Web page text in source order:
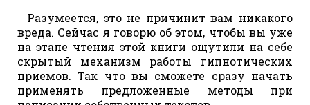
Разумеется, это не причинит вам никакого
вреда. Сейчас я говорю об этом, чтобы вы уже
на этапе чтения этой книги ощутили на себе
скрытый механизм работы гипнотических
приемов. Так что вы сможете сразу начать
применять предложенные методы при